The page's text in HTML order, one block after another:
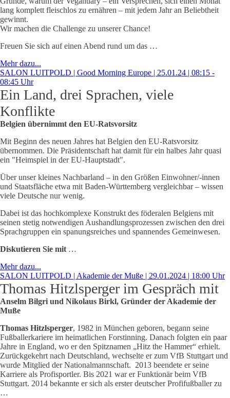
lang komplett fleischlos zu ernähren – mit jedem Jahr an Beliebtheit
gewinnt.
Wir machen die Challenge zu unserer Chance!
Freuen Sie sich auf einen Abend rund um das …
Mehr dazu...
SALON LUITPOLD | Good Morning Europe | 25.01.24 | 08:15 -
08:45 Uhr
Ein Land, drei Sprachen, viele
Konflikte
Belgien übernimmt den EU-Ratsvorsitz
Mit Beginn des neuen Jahres hat Belgien den EU-Ratsvorsitz
übernommen. Die Präsidentschaft hat damit für ein halbes Jahr quasi
ein "Heimspiel in der EU-Hauptstadt".
Über unser kleines Nachbarland – in den Größen Einwohner/-innen
und Staatsfläche etwa mit Baden-Württemberg vergleichbar – wissen
viele Deutsche nur wenig.
Dabei ist das hochkomplexe Konstrukt des föderalen Belgiens mit
seinen stetig notwendigen Aushandlungsprozessen zwischen den drei
Sprachgruppen ein spanungsreiches und spannendes Gemeinwesen.
Diskutieren Sie mit …
Mehr dazu...
SALON LUITPOLD | Akademie der Muße | 29.01.2024 | 18:00 Uhr
Thomas Hitzlsperger im Gespräch mit
Anselm Bilgri und Nikolaus Birkl, Gründer der Akademie der
Muße
Thomas Hitzlsperger, 1982 in München geboren, begann seine
Fußballerkariere im heimatlichen Forstinning. Danach folgten ein paar
Jahre in England, wo er den Spitznamen „Hitz the Hammer“ erhielt.
Zurückgekehrt nach Deutschland, wechselte er zum VfB Stuttgart und
wurde Mitglied der Nationalmannschaft. 2013 beendete er seine
Karriere als Profisportler. Bis 2021 war er Funktionär beim VfB
Stuttgart. 2014 bekannte er sich als erster deutscher Profifußballer zu
…